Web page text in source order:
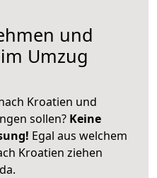
und
Umzug
Kroatien und
sollen? Keine
Egal aus welchem
Kroatien ziehen